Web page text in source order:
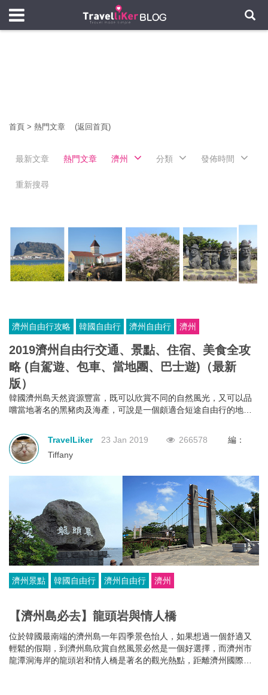
首頁 > 熱門文章 (返回首頁)
最新文章 熱門文章 濟州 分類 發佈時間
重新搜尋
濟州自由行攻略 韓國自由行 濟州自由行 濟州
2019濟州自由行交通、景點、住宿、美食全攻
略 (自駕遊、包車、當地團、巴士遊)（最新
版）
韓國濟州島天然資源豐富，既可以欣賞不同的自然風光，又可以品
嚐當地著名的黑豬肉及海產，可說是一個頗適合短途自由行的地
少想去濟州自由行的朋友卻步。其實只要配合自己所需，選擇最合
適的交通方法，自由行遊濟州並沒有想象中困難。以下介紹4種濟州
自由行可以考慮的交通方法: 自駕遊、包的士、跟當地團及坐巴士，
TravelLiker 23 Jan 2019 266578
編：
Tiffany
濟州景點 韓國自由行 濟州自由行 濟州
【濟州島必去】龍頭岩與情人橋
位於韓國最南端的濟州島一年四季景色怡人，如果想過一個舒適又
輕鬆的假期，到濟州島欣賞自然風景必然是一個好選擇，而濟州市
龍潭洞海岸的龍頭岩和情人橋是著名的觀光熱點，距離濟州國際機